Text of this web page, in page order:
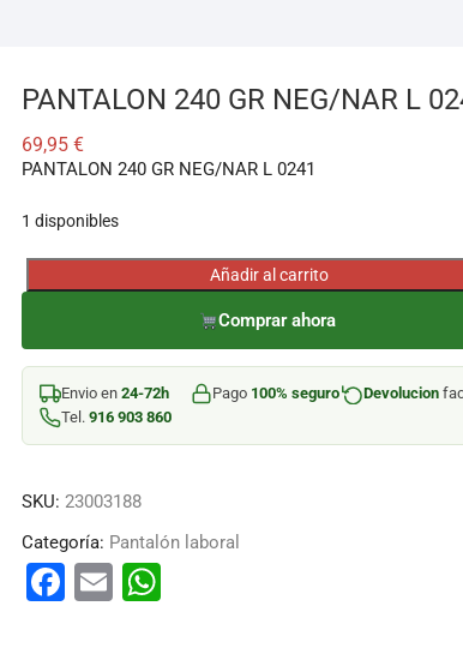
PANTALON 240 GR NEG/NAR L
69,95 €
PANTALON 240 GR NEG/NAR L 0241
1 disponibles
PANTALON
GR
NEG/NAR
0241
Añadir al carrito
Comprar ahora
Envio en 24-72h Pago 100% seguro Devolucion
Tel. 916 903 860
SKU: 23003188
Categoría: Pantalón laboral
F
E